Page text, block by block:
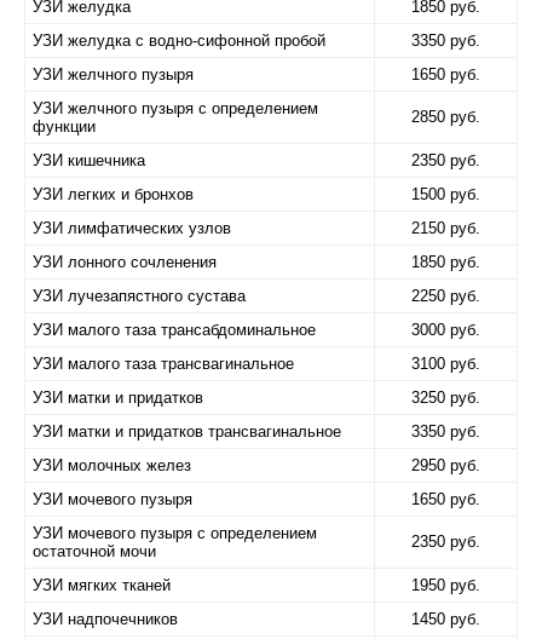
УЗИ желудка
1850 руб.
УЗИ желудка с водно-сифонной пробой
3350 руб.
УЗИ желчного пузыря
1650 руб.
УЗИ желчного пузыря с определением
функции
2850 руб.
УЗИ кишечника
2350 руб.
УЗИ легких и бронхов
1500 руб.
УЗИ лимфатических узлов
2150 руб.
УЗИ лонного сочленения
1850 руб.
УЗИ лучезапястного сустава
2250 руб.
УЗИ малого таза трансабдоминальное
3000 руб.
УЗИ малого таза трансвагинальное
3100 руб.
УЗИ матки и придатков
3250 руб.
УЗИ матки и придатков трансвагинальное
3350 руб.
УЗИ молочных желез
2950 руб.
УЗИ мочевого пузыря
1650 руб.
УЗИ мочевого пузыря с определением
остаточной мочи
2350 руб.
УЗИ мягких тканей
1950 руб.
УЗИ надпочечников
1450 руб.